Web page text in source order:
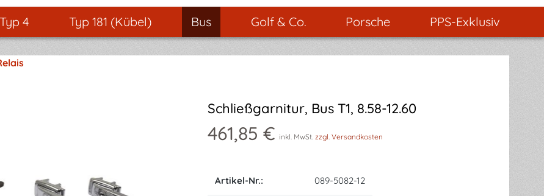
4 Typ 181 (Kübel) Bus Golf & Co. Porsche PPS-Exklusiv
Schließgarnitur, Bus T1, 8.58-12.60
461,85 € inkl. MwSt. zzgl. Versandkosten
Artikel-Nr.: 089-5082-12